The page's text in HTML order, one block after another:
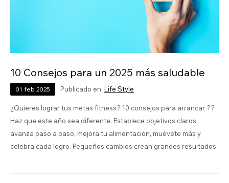
10 Consejos para un 2025 más saludable
01 feb 2025 Publicado en: Life Style
¿Quieres lograr tus metas fitness? 10 consejos para arrancar ??
Haz que este año sea diferente. Establece objetivos claros,
avanza paso a paso, mejora tu alimentación, muévete más y
celebra cada logro. Pequeños cambios crean grandes resultados